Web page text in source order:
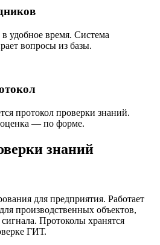
удобное время. Система
вопросы из базы.
протокол проверки знаний.
— по форме.
знаний
для предприятия. Работает
производственных объектов,
сигнала. Протоколы хранятся
ГИТ.